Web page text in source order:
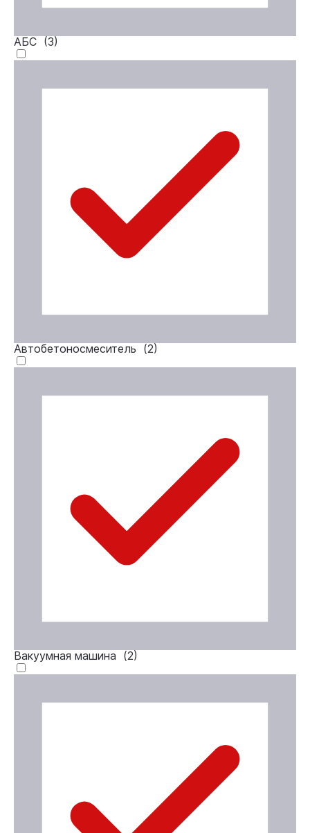
АБС (3)
Автобетоносмеситель (2)
Вакуумная машина (2)